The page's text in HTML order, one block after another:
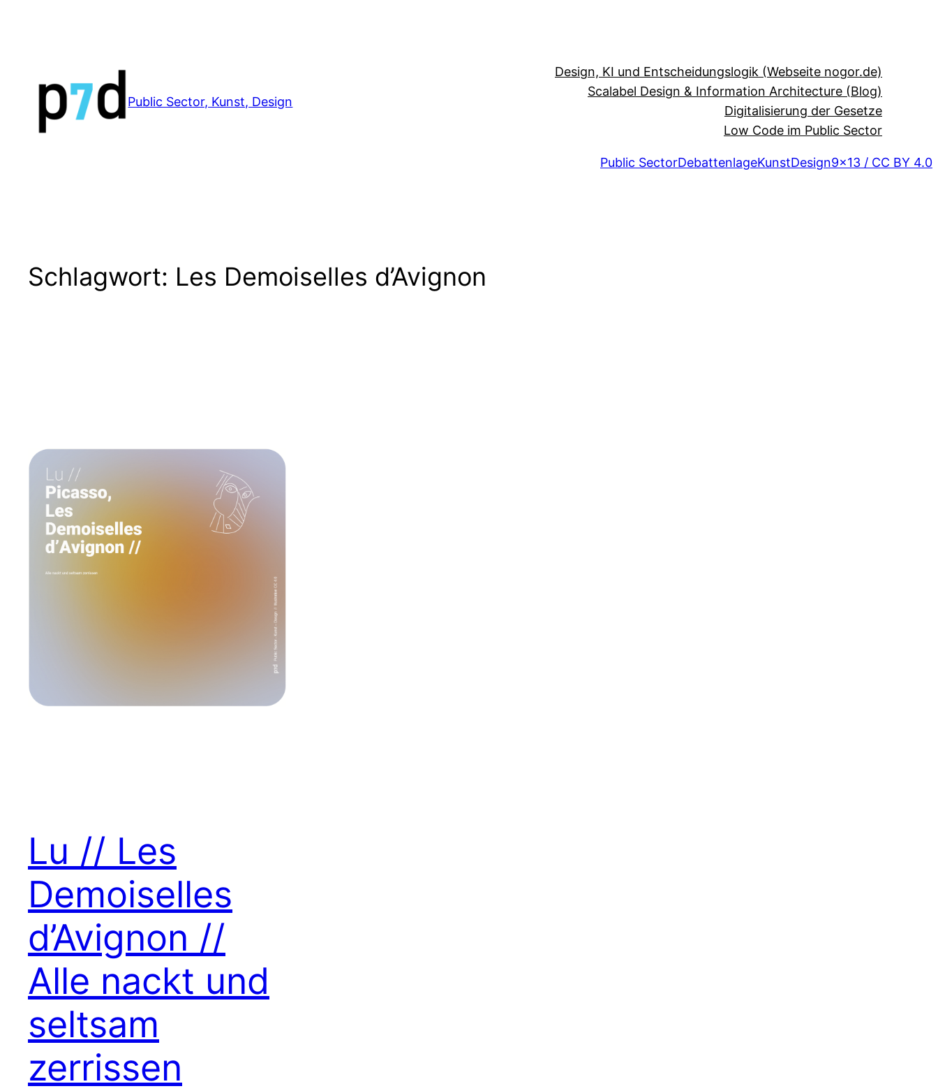
Public Sector, Kunst, Design
Design, KI und Entscheidungslogik (Webseite nogor.de)
Scalabel Design & Information Architecture (Blog)
Digitalisierung der Gesetze
Low Code im Public Sector
Public SectorDebattenlageKunstDesign9×13 / CC BY 4.0
Schlagwort: Les Demoiselles d’Avignon
Lu // Les
Demoiselles
d’Avignon //
Alle nackt und
seltsam
zerrissen